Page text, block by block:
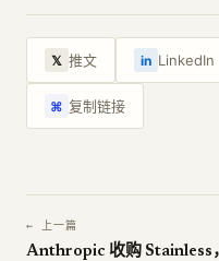
𝕏 推文 in LinkedIn
⌘ 复制链接
← 上一篇
Anthropic 收购 Stainless